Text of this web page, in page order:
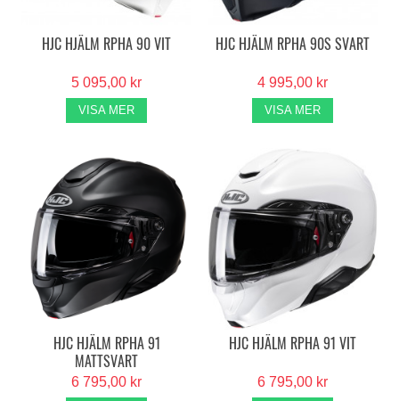
HJC HJÄLM RPHA 90 VIT
5 095,00 kr
VISA MER
HJC HJÄLM RPHA 90S SVART
4 995,00 kr
VISA MER
HJC HJÄLM RPHA 91
MATTSVART
6 795,00 kr
HJC HJÄLM RPHA 91 VIT
6 795,00 kr